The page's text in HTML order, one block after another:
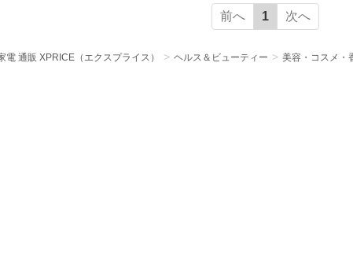
通販 XPRICE（エクスプライス） ヘルス＆ビューティー 美容・コスメ・
前へ 1 次へ